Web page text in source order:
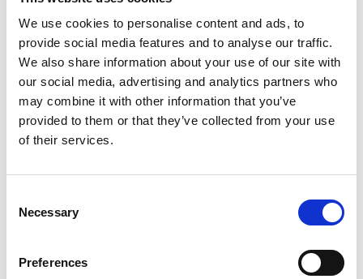
We use cookies to personalise content and ads, to
provide social media features and to analyse our traffic.
We also share information about your use of our site with
our social media, advertising and analytics partners who
may combine it with other information that you’ve
provided to them or that they’ve collected from your use
of their services.
Selection
Necessary
Preferences
Takomläggning